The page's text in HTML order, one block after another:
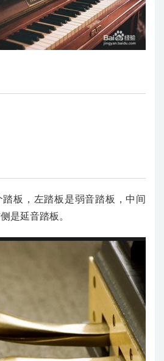
板，左踏板是弱音踏板，中间
是延音踏板。